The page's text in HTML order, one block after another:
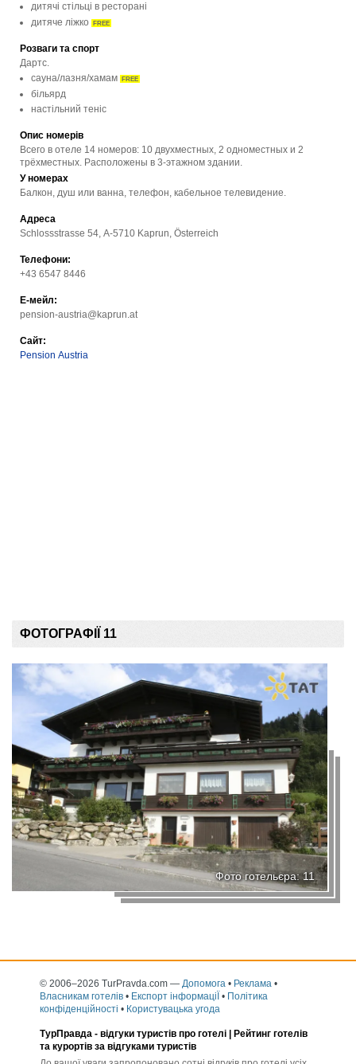
дитячі стільці в ресторані
дитяче ліжко FREE
Розваги та спорт
Дартс.
сауна/лазня/хамам FREE
більярд
настільний теніс
Опис номерів
Всего в отеле 14 номеров: 10 двухместных, 2 одноместных и 2
трёхместных. Расположены в 3-этажном здании.
У номерах
Балкон, душ или ванна, телефон, кабельное телевидение.
Адреса
Schlossstrasse 54, A-5710 Kaprun, Österreich
Телефони:
+43 6547 8446
Е-мейл:
pension-austria@kaprun.at
Сайт:
Pension Austria
ФОТОГРАФІЇ 11
Фото готельєра: 11
© 2006–2026 TurPravda.com — Допомога • Реклама •
Власникам готелів • Експорт інформаціЇ • Політика
конфіденційності • Користувацька угода
ТурПравда - відгуки туристів про готелі | Рейтинг готелів
та курортів за відгуками туристів